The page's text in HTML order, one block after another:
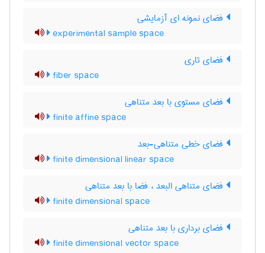
فضای نمونه ای آزمایشی
experimental sample space
فضای تاری
fiber space
فضای مستوی با بعد متناهی
finite affine space
فضای خطی متناهی-بعد
finite dimensional linear space
فضای متناهی البعد ، فضا با بعد متناهی
finite dimensional space
فضای برداری با بعد متناهی
finite dimensional vector space